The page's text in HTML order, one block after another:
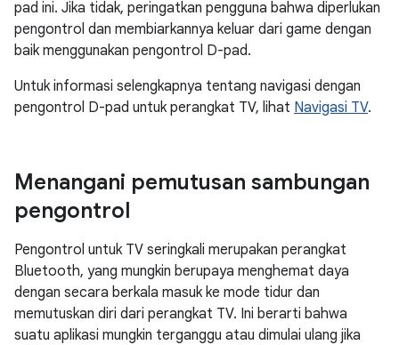
pad ini. Jika tidak, peringatkan pengguna bahwa diperlukan
pengontrol dan membiarkannya keluar dari game dengan
baik menggunakan pengontrol D-pad.
Untuk informasi selengkapnya tentang navigasi dengan
pengontrol D-pad untuk perangkat TV, lihat Navigasi TV.
Menangani pemutusan sambungan
pengontrol
Pengontrol untuk TV seringkali merupakan perangkat
Bluetooth, yang mungkin berupaya menghemat daya
dengan secara berkala masuk ke mode tidur dan
memutuskan diri dari perangkat TV. Ini berarti bahwa
suatu aplikasi mungkin terganggu atau dimulai ulang jika